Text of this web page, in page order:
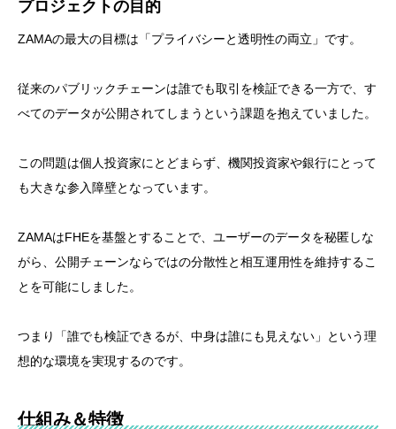
プロジェクトの目的
ZAMAの最大の目標は「プライバシーと透明性の両立」です。
従来のパブリックチェーンは誰でも取引を検証できる一方で、す
べてのデータが公開されてしまうという課題を抱えていました。
この問題は個人投資家にとどまらず、機関投資家や銀行にとって
も大きな参入障壁となっています。
ZAMAはFHEを基盤とすることで、ユーザーのデータを秘匿しな
がら、公開チェーンならではの分散性と相互運用性を維持するこ
とを可能にしました。
つまり「誰でも検証できるが、中身は誰にも見えない」という理
想的な環境を実現するのです。
仕組み＆特徴